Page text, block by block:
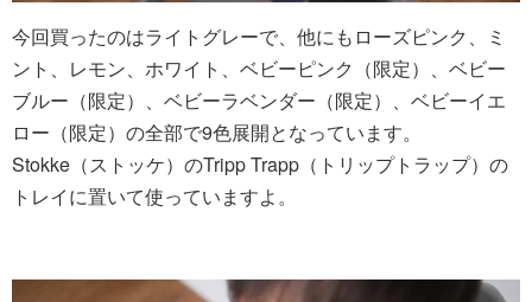
今回買ったのはライトグレーで、他にもローズピンク、ミ
ント、レモン、ホワイト、ベビーピンク（限定）、ベビー
ブルー（限定）、ベビーラベンダー（限定）、ベビーイエ
ロー（限定）の全部で9色展開となっています。
Stokke（ストッケ）のTripp Trapp（トリップトラップ）の
トレイに置いて使っていますよ。